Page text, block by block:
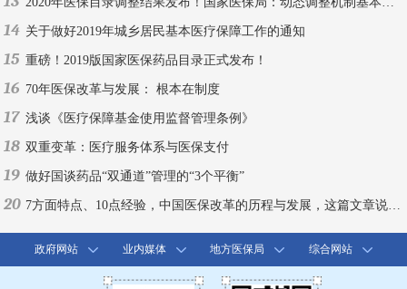
14 关于做好2019年城乡居民基本医疗保障工作的通知
15 重磅！2019版国家医保药品目录正式发布！
16 70年医保改革与发展： 根本在制度
17 浅谈《医疗保障基金使用监督管理条例》
18 双重变革：医疗服务体系与医保支付
19 做好国谈药品“双通道”管理的“3个平衡”
20 7方面特点、10点经验，中国医保改革的历程与发展，这篇文章说全了！
政府网站 业内媒体 地方医保局 综合网站